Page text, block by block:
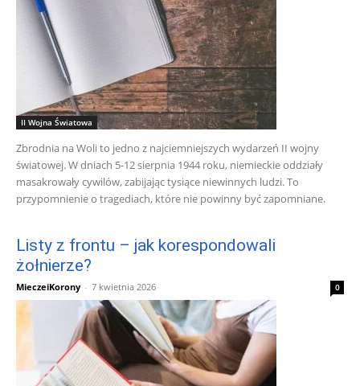
II Wojna Światowa
Zbrodnia na Woli to jedno z najciemniejszych wydarzeń II wojny
światowej. W dniach 5-12 sierpnia 1944 roku, niemieckie oddziały
masakrowały cywilów, zabijając tysiące niewinnych ludzi. To
przypomnienie o tragediach, które nie powinny być zapomniane.
Listy z frontu – jak korespondowali
żołnierze?
MieczeiKorony - 7 kwietnia 2026 0